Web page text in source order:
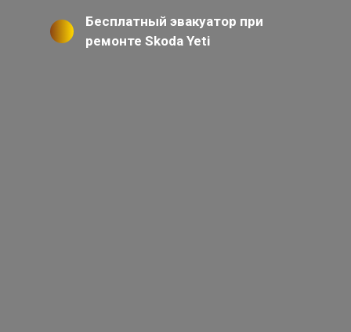
Бесплатный эвакуатор при
ремонте Skoda Yeti